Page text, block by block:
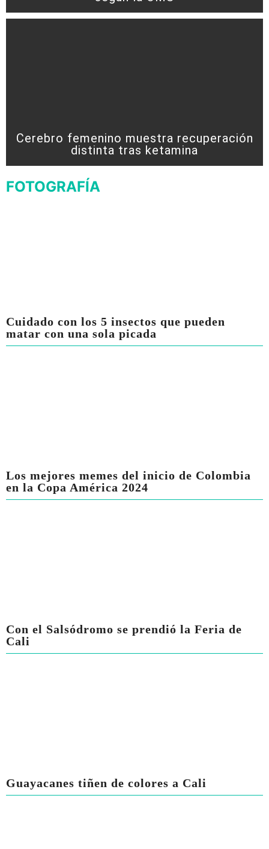
Cerebro femenino muestra recuperación
distinta tras ketamina
FOTOGRAFÍA
Cuidado con los 5 insectos que pueden
matar con una sola picada
Los mejores memes del inicio de Colombia
en la Copa América 2024
Con el Salsódromo se prendió la Feria de
Cali
Guayacanes tiñen de colores a Cali